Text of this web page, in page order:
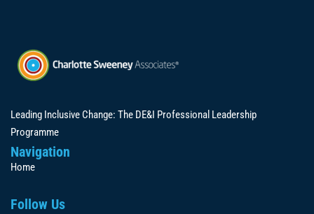
Leading Inclusive Change: The DE&I Professional Leadership
Programme
Navigation
Home
Follow Us